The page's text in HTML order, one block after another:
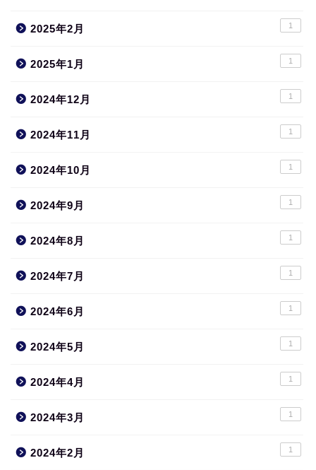
2025年2月 1
2025年1月 1
2024年12月 1
2024年11月 1
2024年10月 1
2024年9月 1
2024年8月 1
2024年7月 1
2024年6月 1
2024年5月 1
2024年4月 1
2024年3月 1
2024年2月 1